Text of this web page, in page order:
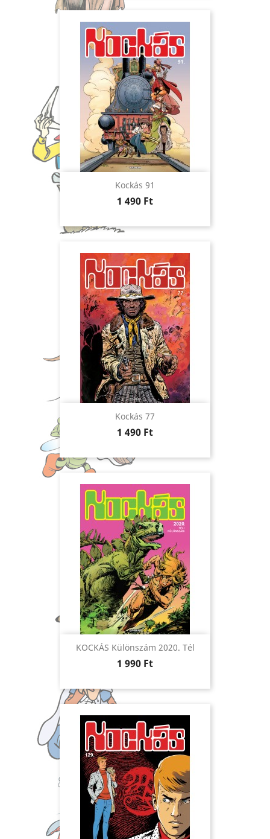
Kockás 91
Ár
1 490 Ft
Kockás 77
Ár
1 490 Ft
KOCKÁS Különszám 2020. Tél
Ár
1 990 Ft